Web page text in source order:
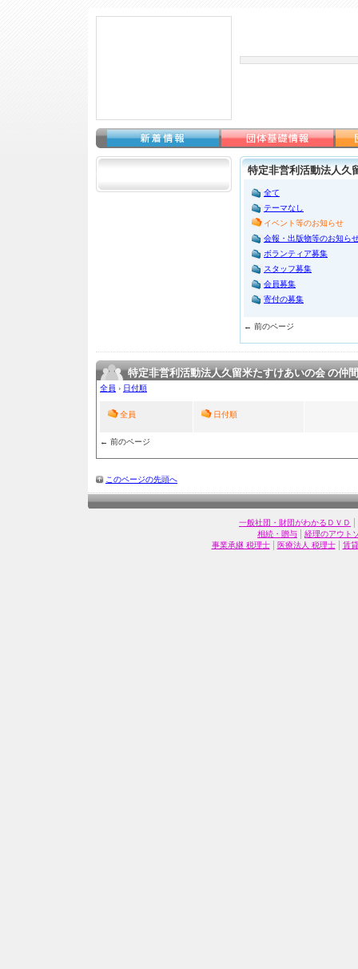
特定非営利活動法人久
全て
テーマなし
イベント等のお知らせ
会報・出版物等のお知ら
ボランティア募集
スタッフ募集
会員募集
寄付の募集
← 前のページ
特定非営利活動法人久留米たすけあいの会 の仲
全員 › 日付順
全員 日付順
← 前のページ
このページの先頭へ
一般社団・財団がわかるＤＶＤ |
相続・贈与 | 経理のアウト
事業承継 税理士| 医療法人 税理士| 賃